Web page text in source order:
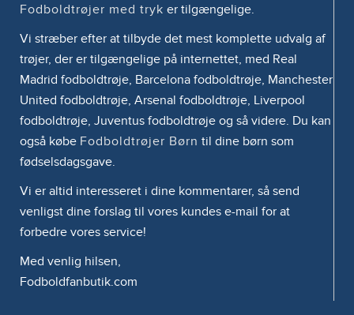
Fodboldtrøjer med tryk er tilgængelige.
Vi stræber efter at tilbyde det mest komplette udvalg af
trøjer, der er tilgængelige på internettet, med Real
Madrid fodboldtrøje, Barcelona fodboldtrøje, Manchester
United fodboldtrøje, Arsenal fodboldtrøje, Liverpool
fodboldtrøje, Juventus fodboldtrøje og så videre. Du kan
også købe Fodboldtrøjer Børn til dine børn som
fødselsdagsgave.
Vi er altid interesseret i dine kommentarer, så send
venligst dine forslag til vores kundes e-mail for at
forbedre vores service!
Med venlig hilsen,
Fodboldfanbutik.com